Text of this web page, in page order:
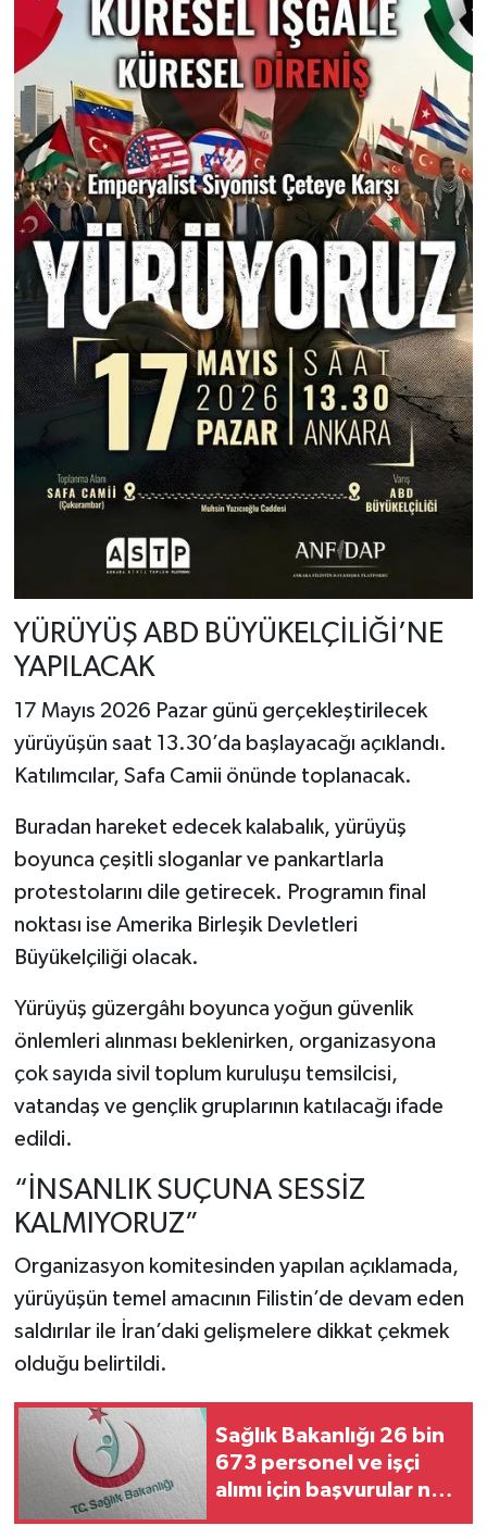
YÜRÜYÜŞ ABD BÜYÜKELÇİLİĞİ’NE
YAPILACAK
17 Mayıs 2026 Pazar günü gerçekleştirilecek
yürüyüşün saat 13.30’da başlayacağı açıklandı.
Katılımcılar, Safa Camii önünde toplanacak.
Buradan hareket edecek kalabalık, yürüyüş
boyunca çeşitli sloganlar ve pankartlarla
protestolarını dile getirecek. Programın final
noktası ise Amerika Birleşik Devletleri
Büyükelçiliği olacak.
Yürüyüş güzergâhı boyunca yoğun güvenlik
önlemleri alınması beklenirken, organizasyona
çok sayıda sivil toplum kuruluşu temsilcisi,
vatandaş ve gençlik gruplarının katılacağı ifade
edildi.
“İNSANLIK SUÇUNA SESSİZ
KALMIYORUZ”
Organizasyon komitesinden yapılan açıklamada,
yürüyüşün temel amacının Filistin’de devam eden
saldırılar ile İran’daki gelişmelere dikkat çekmek
olduğu belirtildi.
Sağlık Bakanlığı 26 bin
673 personel ve işçi
alımı için başvurular ne